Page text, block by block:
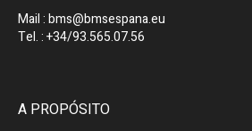
Mail : bms@bmsespana.eu
Tel. : +34/93.565.07.56
A PROPÓSITO